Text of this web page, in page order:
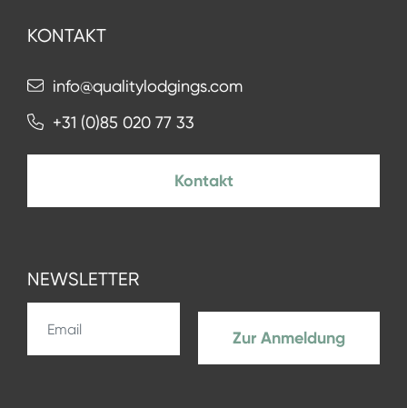
KONTAKT
info@qualitylodgings.com
+31 (0)85 020 77 33
Kontakt
NEWSLETTER
Zur Anmeldung